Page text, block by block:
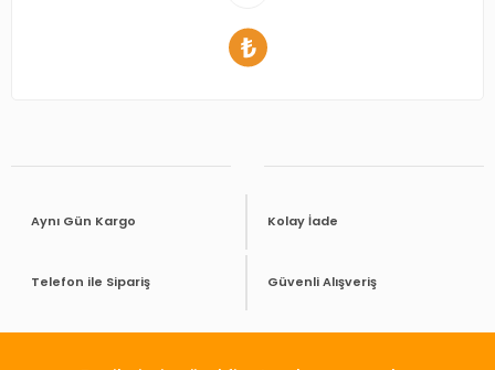
Aynı Gün Kargo Kolay İade
Telefon ile Sipariş Güvenli Alışveriş